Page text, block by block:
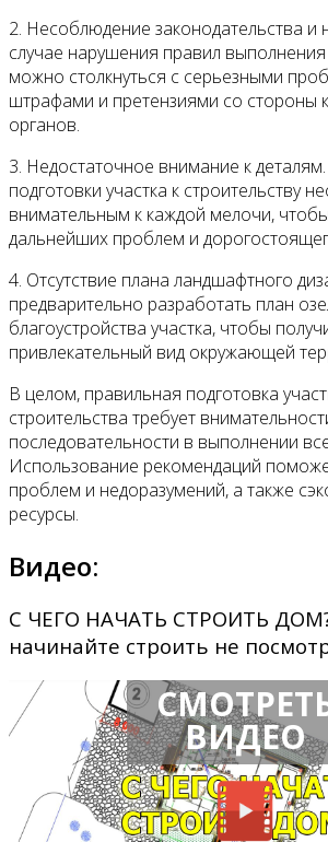
2. Несоблюдение законодательства и
случае нарушения правил
можно столкнуться с серьезными
штрафами и претензиями со стороны
органов.
3. Недостаточное внимание к
подготовки участка к строительству
внимательным к каждой мелочи,
дальнейших проблем и
4. Отсутствие плана ландшафтного
предварительно разработать план
благоустройства участка, чтобы
привлекательный вид окружающей
В целом, правильная подготовка
строительства требует
последовательности в выполнении
Использование рекомендаций
проблем и недоразумений, а также
ресурсы.
Видео:
С ЧЕГО НАЧАТЬ СТРОИТЬ
начинайте строить не
ВИДЕО